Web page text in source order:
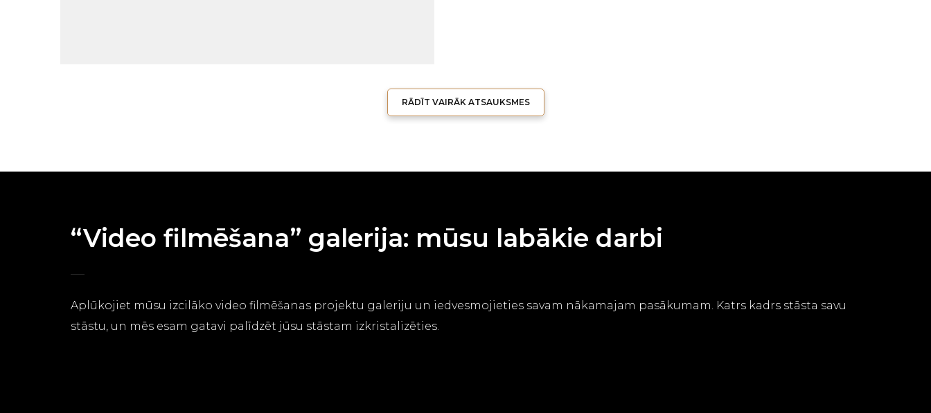
RĀDĪT VAIRĀK ATSAUKSMES
“Video filmēšana” galerija: mūsu labākie darbi
Aplūkojiet mūsu izcilāko video filmēšanas projektu galeriju un iedvesmojieties savam nākamajam pasākumam. Katrs kadrs stāsta savu
stāstu, un mēs esam gatavi palīdzēt jūsu stāstam izkristalizēties.